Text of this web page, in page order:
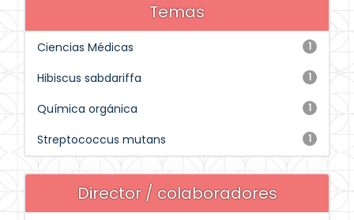
Temas
1
Ciencias Médicas
1
Hibiscus sabdariffa
1
Química orgánica
1
Streptococcus mutans
Director / colaboradores